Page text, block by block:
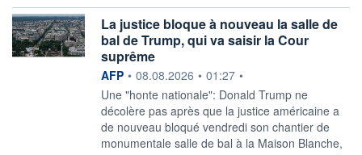
La justice bloque à nouveau la salle de
bal de Trump, qui va saisir la Cour
suprême
information fournie par
AFP • 08.08.2026 • 01:27 •
Une "honte nationale": Donald Trump ne
décolère pas après que la justice américaine a
de nouveau bloqué vendredi son chantier de
monumentale salle de bal à la Maison Blanche,